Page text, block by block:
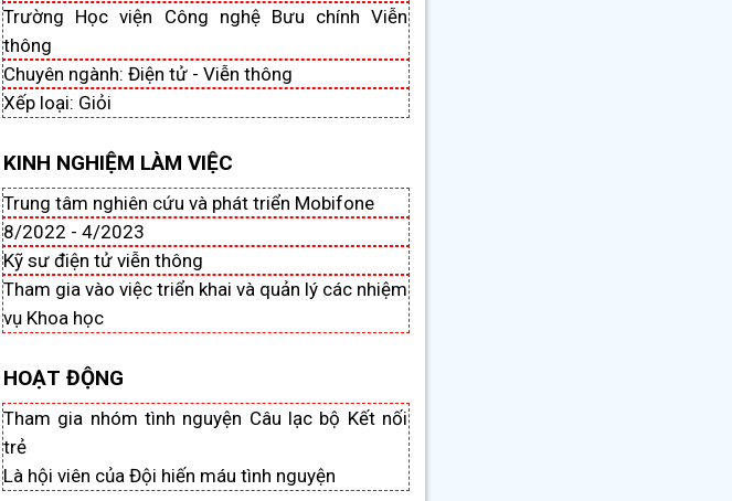
Trường Học viện Công nghệ Bưu chính Viễn
thông
Chuyên ngành: Điện tử - Viễn thông
Xếp loại: Giỏi
KINH NGHIỆM LÀM VIỆC
Trung tâm nghiên cứu và phát triển Mobifone
8/2022 - 4/2023
Kỹ sư điện tử viễn thông
Tham gia vào việc triển khai và quản lý các nhiệm
vụ Khoa học
HOẠT ĐỘNG
Tham gia nhóm tình nguyện Câu lạc bộ Kết nối
trẻ
Là hội viên của Đội hiến máu tình nguyện